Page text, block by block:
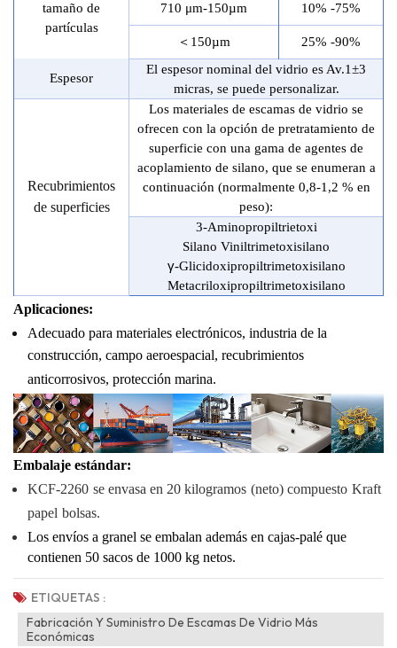
tamaño de
partículas
710 μm-150µm 10% -75%
＜ 150µm 25% -90%
Espesor
El espesor nominal del vidrio es Av.1±3
micras, se puede personalizar.
Recubrimientos
de superficies
Los materiales de escamas de vidrio se
ofrecen con la opción de pretratamiento de
superficie con una gama de agentes de
acoplamiento de silano, que se enumeran a
continuación (normalmente 0,8-1,2 % en
peso):
3-Aminopropiltrietoxi
Silano Viniltrimetoxisilano
γ-Glicidoxipropiltrimetoxisilano
Metacriloxipropiltrimetoxisilano
Aplicaciones:
Adecuado para materiales electrónicos, industria de la
construcción, campo aeroespacial, recubrimientos
anticorrosivos, protección marina.
Embalaje estándar:
KCF-2260 se envasa en 20 kilogramos (neto) compuesto Kraft
papel bolsas.
Los envíos a granel se embalan además en cajas-palé que
contienen 50 sacos de 1000 kg netos.
ETIQUETAS :
Fabricación Y Suministro De Escamas De Vidrio Más
Económicas